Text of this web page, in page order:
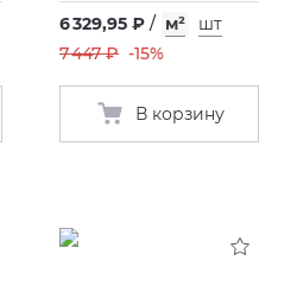
6 329,95 ₽ / м²
шт
7 447 ₽ -15%
В корзину